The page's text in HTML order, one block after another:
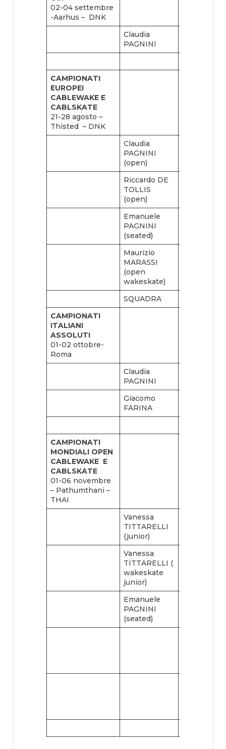
02-04 settembre
-Aarhus – DNK
Claudia
PAGNINI
CAMPIONATI
EUROPEI
CABLEWAKE E
CABLSKATE
21-28 agosto –
Thisted – DNK
Claudia
PAGNINI
(open)
Riccardo DE
TOLLIS
(open)
Emanuele
PAGNINI
(seated)
Maurizio
MARASSI
(open
wakeskate)
SQUADRA
CAMPIONATI
ITALIANI
ASSOLUTI
01-02 ottobre-
Roma
Claudia
PAGNINI
Giacomo
FARINA
CAMPIONATI
MONDIALI OPEN
CABLEWAKE E
CABLSKATE
01-06 novembre
– Pathumthani –
THAI
Vanessa
TITTARELLI
(junior)
Vanessa
TITTARELLI (
wakeskate
junior)
Emanuele
PAGNINI
(seated)